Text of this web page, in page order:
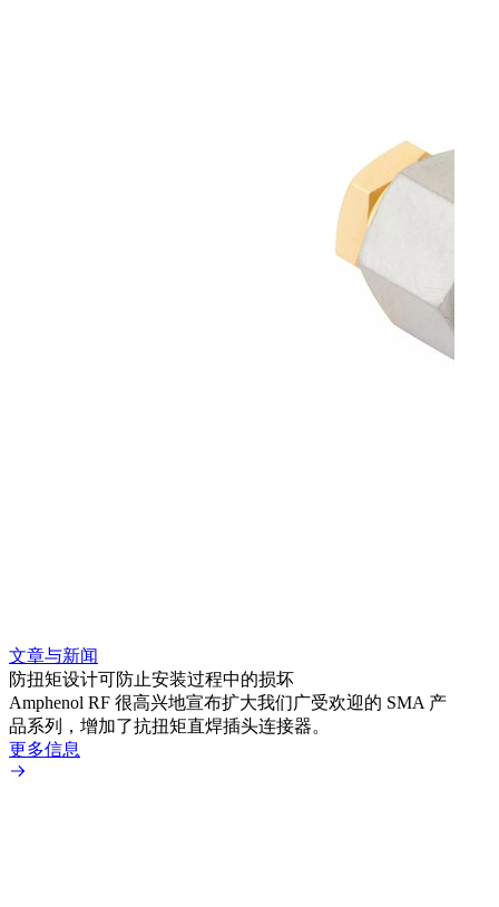
文章与新闻
防扭矩设计可防止安装过程中的损坏
Amphenol RF 很高兴地宣布扩大我们广受欢迎的 SMA 产
品系列，增加了抗扭矩直焊插头连接器。
更多信息